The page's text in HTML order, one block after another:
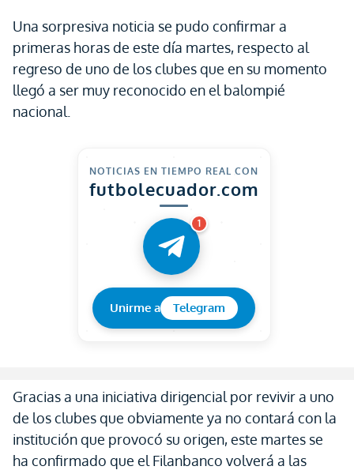
Una sorpresiva noticia se pudo confirmar a
primeras horas de este día martes, respecto al
regreso de uno de los clubes que en su momento
llegó a ser muy reconocido en el balompié
nacional.
NOTICIAS EN TIEMPO REAL CON
futbolecuador.com
1
Unirme a Telegram
Gracias a una iniciativa dirigencial por revivir a uno
de los clubes que obviamente ya no contará con la
institución que provocó su origen, este martes se
ha confirmado que el Filanbanco volverá a las